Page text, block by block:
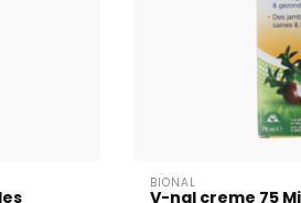
BIONAL
V-nal creme 75